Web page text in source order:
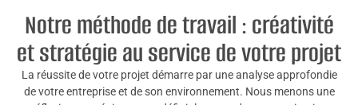
Notre méthode de travail : créativité
et stratégie au service de votre projet
La réussite de votre projet démarre par une analyse approfondie
de votre entreprise et de son environnement. Nous menons une